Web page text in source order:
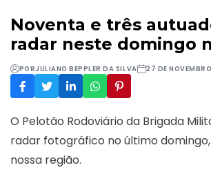
Noventa e três
radar neste domingo
PORJULIANO BEPPLER DA SILVA 27 DE
O Pelotão Rodoviário da Brigada
radar fotográfico no último domingo,
nossa região.